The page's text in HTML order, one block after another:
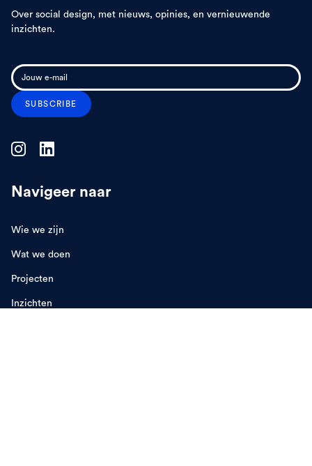
Over social design, met nieuws, opinies, en vernieuwende
inzichten.
Navigeer naar
Wie we zijn
Wat we doen
Projecten
Inzichten